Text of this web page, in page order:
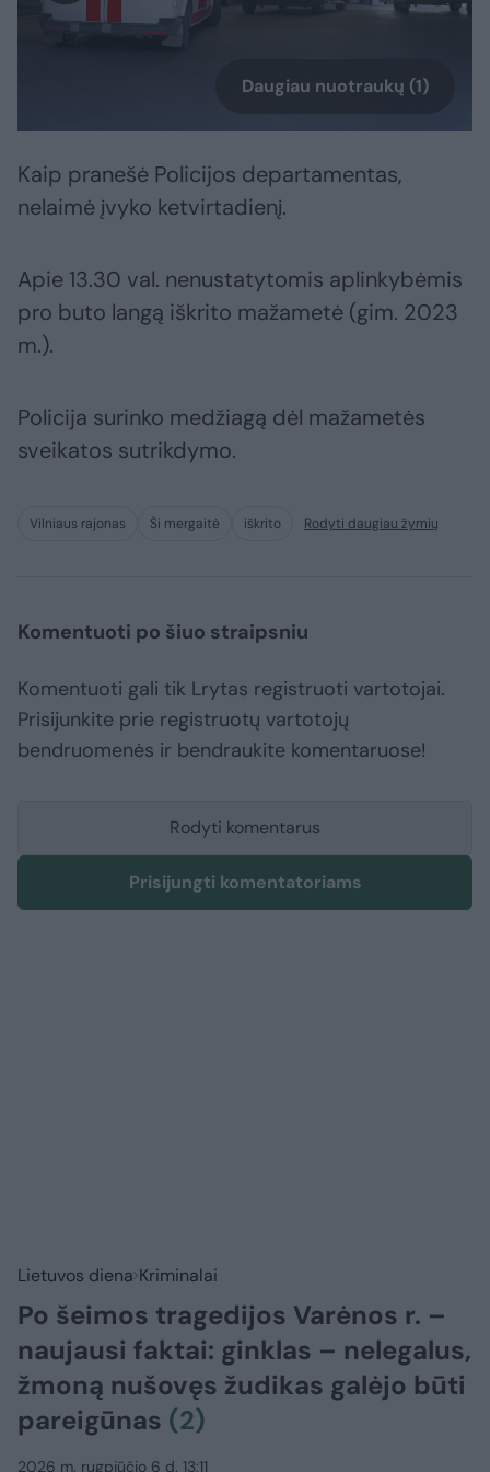
Daugiau nuotraukų (1)
Kaip pranešė Policijos departamentas,
nelaimė įvyko ketvirtadienį.
Apie 13.30 val. nenustatytomis aplinkybėmis
pro buto langą iškrito mažametė (gim. 2023
m.).
Policija surinko medžiagą dėl mažametės
sveikatos sutrikdymo.
Vilniaus rajonas Ši mergaitė iškrito Rodyti daugiau žymių
Komentuoti po šiuo straipsniu
Komentuoti gali tik Lrytas registruoti vartotojai.
Prisijunkite prie registruotų vartotojų
bendruomenės ir bendraukite komentaruose!
Rodyti komentarus
Prisijungti komentatoriams
Lietuvos diena Kriminalai
Po šeimos tragedijos Varėnos r. –
naujausi faktai: ginklas – nelegalus,
žmoną nušovęs žudikas galėjo būti
pareigūnas (2)
2026 m. rugpjūčio 6 d. 13:11